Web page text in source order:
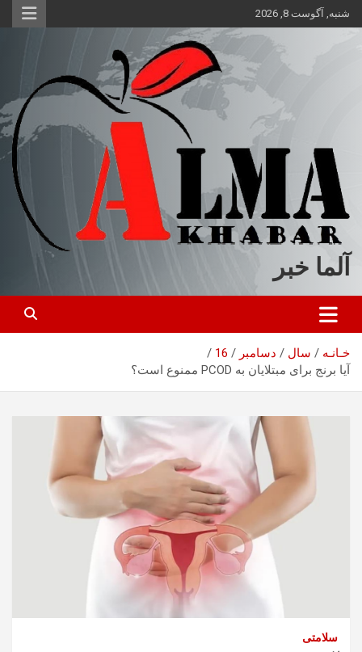
محتوا
شنبه, آگوست 8, 2026
آلما خبر
خـانـه سال دسامبر
16
آیا برنج برای مبتلایان به PCOD ممنوع است؟
سلامتی